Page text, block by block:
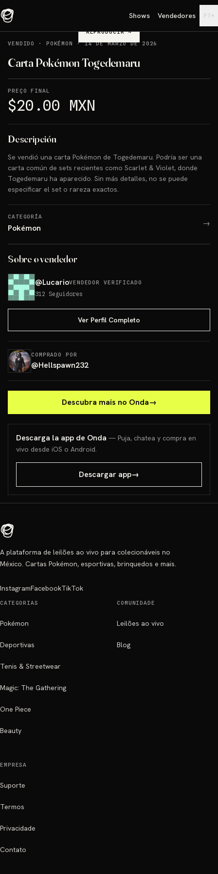
Shows Vendedores PT▾
REPRODUCIR→
VENDIDO
· POKÉMON ·14 DE MARZO DE 2026
Carta Pokémon Togedemaru
PREÇO FINAL
$20.00 MXN
Descripción
Se vendió una carta Pokémon de Togedemaru. Podría ser una
carta común de sets recientes como Scarlet & Violet, donde
Togedemaru ha aparecido. Sin más detalles, no se puede
especificar el set o rareza exactos.
CATEGORÍA
Pokémon →
Sobre o vendedor
@LucarioVENDEDOR VERIFICADO
312 Seguidores
Ver Perfil Completo
COMPRADO POR
@Hellspawn232
Descubra mais no Onda→
Descarga la app de Onda — Puja, chatea y compra en
vivo desde iOS o Android.
Descargar app→
A plataforma de leilões ao vivo para colecionáveis no
México. Cartas Pokémon, esportivas, brinquedos e mais.
InstagramFacebookTikTok
CATEGORIAS
Pokémon
Deportivas
Tenis & Streetwear
Magic: The Gathering
One Piece
Beauty
COMUNIDADE
Leilões ao vivo
Blog
EMPRESA
Suporte
Termos
Privacidade
Contato